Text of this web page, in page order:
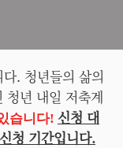
. 청년들의 삶의
청년 내일 저축계
습니다! 신청 대
청 기간입니다.